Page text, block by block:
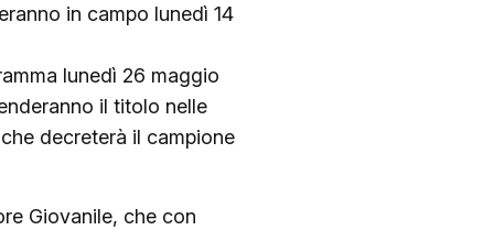
in campo lunedì 14
lunedì 26 maggio
il titolo nelle
decreterà il campione
Giovanile, che con